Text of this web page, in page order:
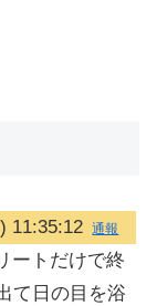
11:35:12 通報
ートだけで終
て日の目を浴